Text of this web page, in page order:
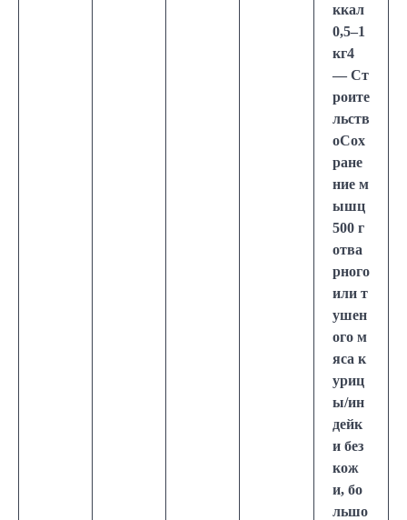
ккал
0,5–1
кг4
— Ст
роите
льств
оСох
ране
ние м
ышц
500 г
отва
рного
или т
ушен
ого м
яса к
уриц
ы/ин
дейк
и без
кож
и, бо
льшо